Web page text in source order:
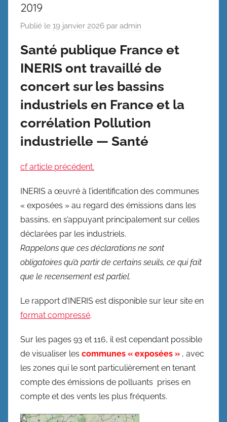
2019
Publié le 19 janvier 2026 par admin
Santé publique France et
INERIS ont travaillé de
concert sur les bassins
industriels en France et la
corrélation Pollution
industrielle — Santé
cf article précédent.
INERIS a œuvré à l’identification des communes
« exposées » au regard des émissions dans les
bassins, en s’appuyant principalement sur celles
déclarées par les industriels.
Rappelons que ces déclarations ne sont
obligatoires qu’à partir de certains seuils, ce qui fait
que le recensement est partiel.
Le rapport d’INERIS est disponible sur leur site en
format compressé.
Sur les pages 93 et 116, il est cependant possible
de visualiser les communes « exposées » , avec
les zones qui le sont particulièrement en tenant
compte des émissions de polluants prises en
compte et des vents les plus fréquents.